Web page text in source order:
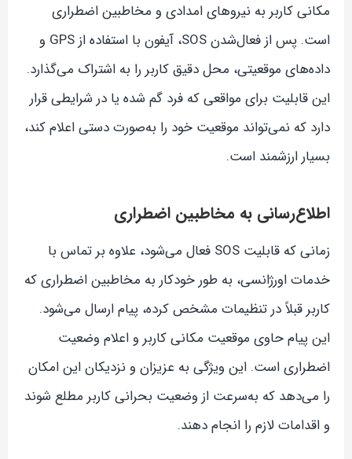
مکانی کاربر به نیروهای امدادی و مخاطبین اضطراری
است. پس از فعال‌شدن SOS، آیفون با استفاده از GPS و
داده‌های موقعیتی، محل دقیق کاربر را به اشتراک می‌گذارد.
این قابلیت برای مواقعی که فرد گم شده یا در شرایطی قرار
دارد که نمی‌تواند موقعیت خود را به‌صورت دستی اعلام کند،
بسیار ارزشمند است.
اطلاع‌رسانی به مخاطبین اضطراری
زمانی که قابلیت SOS فعال می‌شود، علاوه بر تماس با
خدمات اورژانسی، به طور خودکار به مخاطبین اضطراری که
کاربر قبلاً در تنظیمات مشخص کرده، پیام ارسال می‌شود.
این پیام حاوی موقعیت مکانی کاربر و اعلام وضعیت
اضطراری است. این ویژگی به عزیزان و نزدیکان این امکان
را می‌دهد که به‌سرعت از وضعیت بحرانی کاربر مطلع شوند
و اقدامات لازم را انجام دهند.